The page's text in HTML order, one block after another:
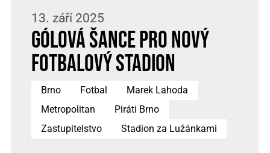
13. září 2025
Gólová šance pro nový
fotbalový stadion
Brno Fotbal
Marek Lahoda
Metropolitan
Piráti Brno
Zastupitelstvo
Stadion za Lužánkami